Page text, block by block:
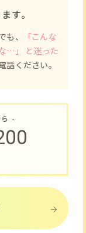
す。
も、
「こんな
…」 と迷った
話ください。
-